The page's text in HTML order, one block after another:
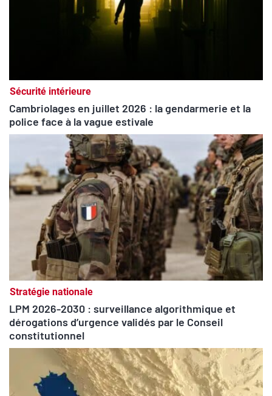
Sécurité intérieure
Cambriolages en juillet 2026 : la gendarmerie et la
police face à la vague estivale
Stratégie nationale
LPM 2026-2030 : surveillance algorithmique et
dérogations d’urgence validés par le Conseil
constitutionnel